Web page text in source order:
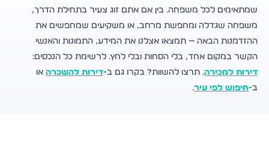
שמתאימים לכל משפחה. בין אם אתם זוג צעיר בתחילת הדרך,
משפחה שגדלה ומחפשת מרחב, או משקיעים שמחפשים את
ההזדמנות הבאה — תמצאו אצלנו את המידע, התמונות והאנשי
הקשר במקום אחד, בלי הסחות ובלי לחץ. לרשימת כל הנכסים:
דירות למכירה. תרצו להשוות? בקרו גם ב-דירות להשכרה או
ב-חיפוש לפי עיר.